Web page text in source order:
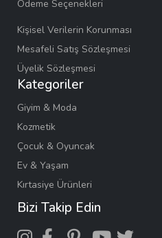
Ödeme Seçenekleri
Kişisel Verilerin Korunması
Mesafeli Satış Sözleşmesi
Üyelik Sözleşmesi
Kategoriler
Giyim & Moda
Kozmetik
Çocuk & Oyuncak
Ev & Yaşam
Kırtasiye Ürünleri
Bizi Takip Edin